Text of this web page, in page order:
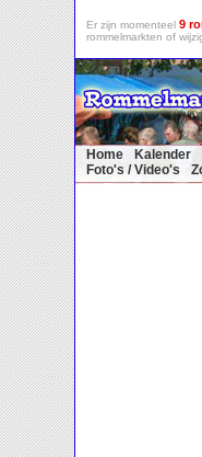
Er zijn momenteel 9
rommelmarkten of
Home Kalender
Foto's / Video's